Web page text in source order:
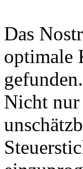
Das
optimale
Nicht nur